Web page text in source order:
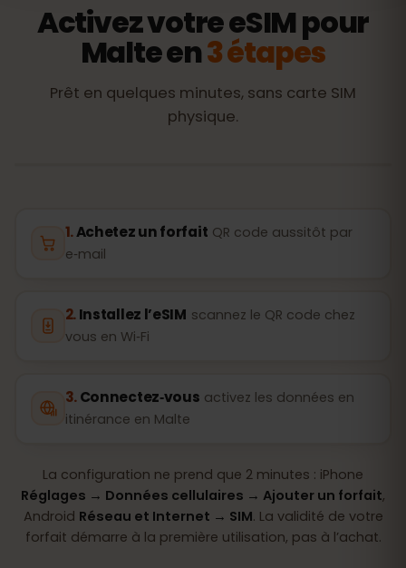
Activez votre eSIM pour
Malte en3 étapes
Prêt en quelques minutes, sans carte SIM
physique.
Achetez un forfait QR code aussitôt par
e‑mail
Installez l’eSIM scannez le QR code chez
vous en Wi‑Fi
Connectez‑vous activez les données en
itinérance en Malte
La configuration ne prend que 2 minutes : iPhone
Réglages → Données cellulaires → Ajouter un forfait,
Android Réseau et Internet → SIM. La validité de votre
forfait démarre à la première utilisation, pas à l’achat.